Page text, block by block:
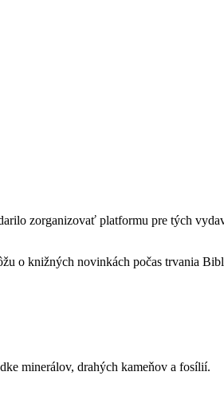
zorganizovať platformu pre tých
o knižných novinkách počas trvania
minerálov, drahých kameňov a fosílií.